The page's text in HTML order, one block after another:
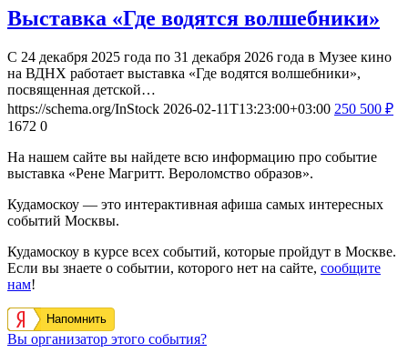
Выставка «Где водятся волшебники»
С 24 декабря 2025 года по 31 декабря 2026 года в Музее кино
на ВДНХ работает выставка «Где водятся волшебники»,
посвященная детской…
https://schema.org/InStock 2026-02-11T13:23:00+03:00 250 500 ₽
1672 0
На нашем сайте вы найдете всю информацию про событие
выставка «Рене Магритт. Вероломство образов».
Кудамоскоу — это интерактивная афиша самых интересных
событий Москвы.
Кудамоскоу в курсе всех событий, которые пройдут в Москве.
Если вы знаете о событии, которого нет на сайте, сообщите
нам!
Напомнить
Вы организатор этого события?